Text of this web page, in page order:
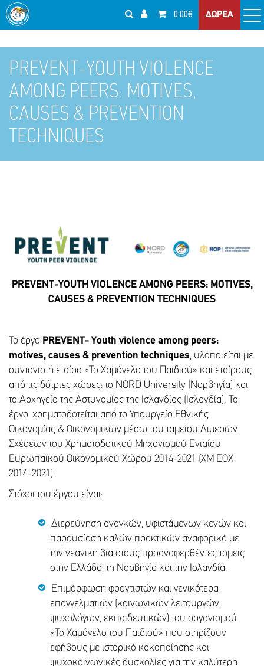
0.00€ ΔΩΡΕΑ
PREVENT-YOUTH VIOLENCE
AMONG PEERS: MOTIVES,
CAUSES & PREVENTION
TECHNIQUES
PREVENT-YOUTH VIOLENCE AMONG PEERS: MOTIVES,
CAUSES & PREVENTION TECHNIQUES
To έργο PREVENT- Youth violence among peers:
motives, causes & prevention techniques, υλοποιείται με
συντονιστή εταίρο «Το Χαμόγελο του Παιδιού» και εταίρους
από τις δότριες χώρες: το NORD University (Νορβηγία) και
το Αρχηγείο της Αστυνομίας της Ισλανδίας (Ισλανδία). Το
έργο χρηματοδοτείται από το Υπουργείο Εθνικής
Οικονομίας & Οικονομικών μέσω του ταμείου Διμερών
Σχέσεων του Χρηματοδοτικού Μηχανισμού Ενιαίου
Ευρωπαϊκού Οικονομικού Χώρου 2014-2021 (ΧΜ ΕΟΧ
2014-2021).
Στόχοι του έργου είναι:
Διερεύνηση αναγκών, υφιστάμενων κενών και
παρουσίαση καλών πρακτικών αναφορικά με
την νεανική βία στους προαναφερθέντες τομείς
στην Ελλάδα, τη Νορβηγία και την Ισλανδία.
Επιμόρφωση φροντιστών και γενικότερα
επαγγελματιών (κοινωνικών λειτουργών,
ψυχολόγων, εκπαιδευτικών) του οργανισμού
«Το Χαμόγελο του Παιδιού» που στηρίζουν
εφήβους με ιστορικό κακοποίησης και
ψυχοκοινωνικές δυσκολίες για την καλύτερη